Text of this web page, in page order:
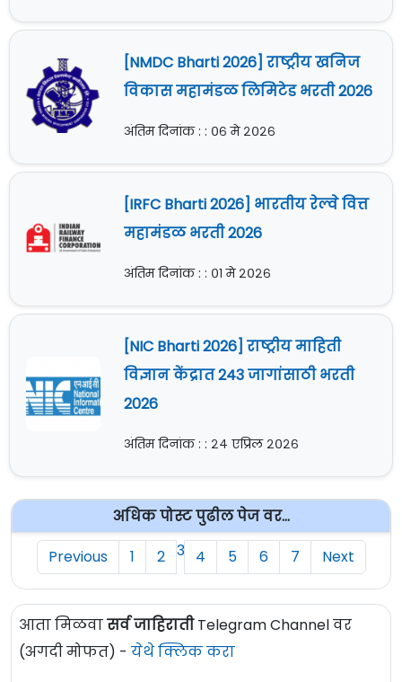
[NMDC Bharti 2026] राष्ट्रीय खनिज
विकास महामंडळ लिमिटेड भरती 2026
अंतिम दिनांक : : ०६ मे २०२६
[IRFC Bharti 2026] भारतीय रेल्वे वित्त
महामंडळ भरती 2026
अंतिम दिनांक : : ०१ मे २०२६
[NIC Bharti 2026] राष्ट्रीय माहिती
विज्ञान केंद्रात 243 जागांसाठी भरती
2026
अंतिम दिनांक : : २४ एप्रिल २०२६
अधिक पोस्ट पुढील पेज वर...
Previous
1 2 3 4 5 6 7 Next
आता मिळवासर्व जाहिरातीTelegram Channel वर
(अगदी मोफत) - येथे क्लिक करा